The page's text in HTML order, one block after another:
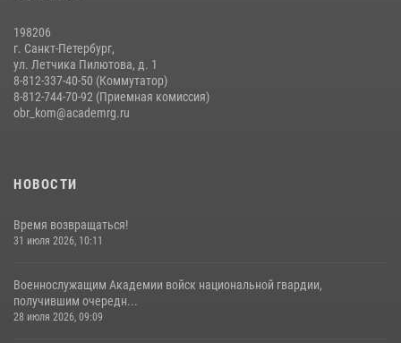
198206
г. Санкт-Петербург,
ул. Летчика Пилютова, д. 1
8-812-337-40-50 (Коммутатор)
8-812-744-70-92 (Приемная комиссия)
obr_kom@academrg.ru
НОВОСТИ
Время возвращаться!
31 июля 2026, 10:11
Военнослужащим Академии войск национальной гвардии,
получившим очередн...
28 июля 2026, 09:09